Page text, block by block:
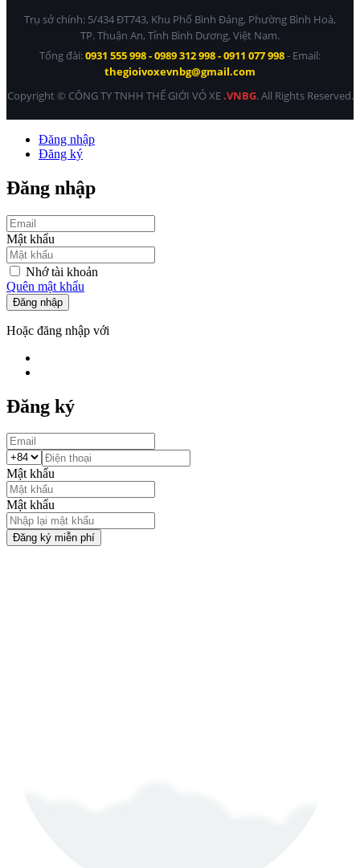
Trụ sở chính: 5/434 ĐT743, Khu Phố Bình Đáng, Phường Bình Hoà,
TP. Thuận An, Tỉnh Bình Dương, Việt Nam.
Tổng đài:0931 555 998 - 0989 312 998 - 0911 077 998- Email:
thegioivoxevnbg@gmail.com
Copyright © CÔNG TY TNHH THẾ GIỚI VỎ XE.VNBG. All Rights Reserved.
Đăng nhập
Đăng ký
Đăng nhập
Mật khẩu
Nhớ tài khoản
Quên mật khẩu
Đăng nhập
Hoặc đăng nhập với
Đăng ký
Mật khẩu
Mật khẩu
Đăng ký miễn phí